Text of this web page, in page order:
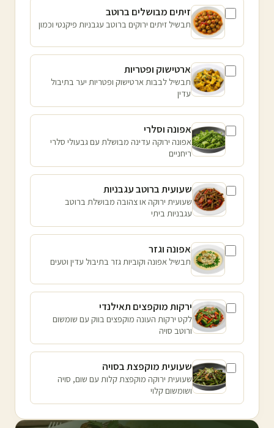
זיתים מבושלים ברוטב
תבשיל זיתים ירוקים ברוטב עגבניות פיקנטי וכמון
ארטישוק ופטריות
תבשיל לבבות ארטישוק ופטריות יער בתיבול
עדין
אפונה וסלרי
אפונה ירוקה עדינה מבושלת עם גבעולי סלרי
ריחניים
שעועית ברוטב עגבניות
שעועית ירוקה או צהובה מבושלת ברוטב
עגבניות ביתי
אפונה וגזר
תבשיל אפונה וקוביות גזר בתיבול עדין וטעים
ירקות מוקפצים תאילנדי
לקט ירקות העונה מוקפצים בווק עם שומשום
ורוטב סויה
שעועית מוקפצת בסויה
שעועית ירוקה מוקפצת קלות עם שום, סויה
ושומשום קלוי